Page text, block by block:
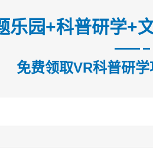
乐园+科普研学+
免费领取VR科普研